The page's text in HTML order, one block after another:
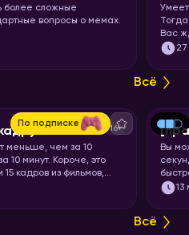
более сложные
вопросы о мемах.
Вас
27
Всё
По подписке 16+
меньше, чем за 10
10 минут. Короче, это
кадров из фильмов,
– угадать, откуда
Вы
13
Всё